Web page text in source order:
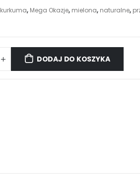
kurkuma, Mega Okazje, mielona, naturalne,
DODAJ DO KOSZYKA